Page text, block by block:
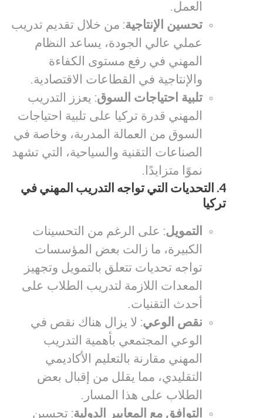
العمل.
تحسين الإنتاجية: من خلال تقديم تدريب
عملي عالي الجودة، يساعد النظام
المهني في رفع مستوى الكفاءة
والإنتاجية في القطاعات الاقتصادية.
تلبية احتياجات السوق: يعزز التدريب
المهني قدرة تركيا على تلبية احتياجات
السوق من العمالة المدربة، وخاصة في
الصناعات التقنية والسياحية، التي تشهد
نموًا متزايدًا.
4. التحديات التي تواجه التدريب المهني في
تركيا
التمويل: على الرغم من التحسينات
الكبيرة، ما زالت بعض المؤسسات
تواجه تحديات تتعلق بالتمويل وتجهيز
المعدات اللازمة لتدريب الطلاب على
أحدث التقنيات.
نقص الوعي: لا يزال هناك نقص في
الوعي المجتمعي بأهمية التدريب
المهني مقارنة بالتعليم الأكاديمي
التقليدي، مما يقلل من إقبال بعض
الطلاب على هذا المسار.
التوافق مع المعايير الدولية: تحسين